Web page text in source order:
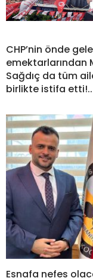
CHP’nin önde
emektarlarından
Sağdıç da tüm
birlikte istifa etti!..
Esnafa nefes